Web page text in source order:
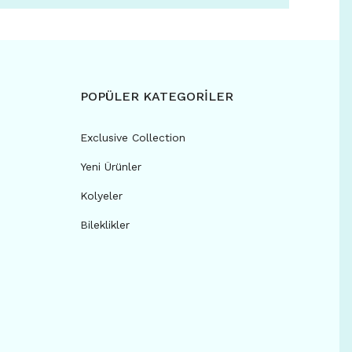
POPÜLER KATEGORİLER
Exclusive Collection
Yeni Ürünler
Kolyeler
Bileklikler